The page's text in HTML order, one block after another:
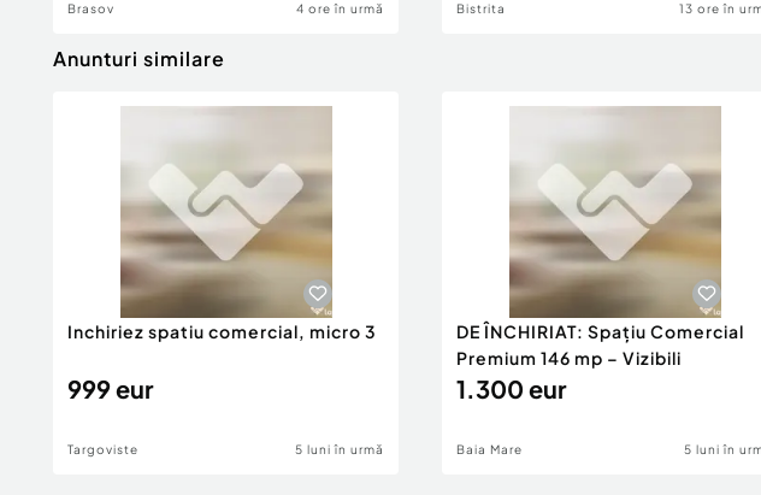
Brasov 4 ore în urmă Bistrita 13 ore în
Anunturi similare
Inchiriez spatiu comercial, micro 3
999 eur
Targoviste 5 luni în urmă
DE ÎNCHIRIAT: Spațiu Comercial
Premium 146 mp – Vizibili
1.300 eur
Baia Mare 5 luni în